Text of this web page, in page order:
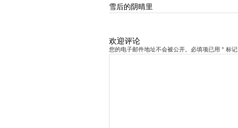
雪后的阴晴里
欢迎评论
您的电子邮件地址不会被公开。必填项已用 * 标记